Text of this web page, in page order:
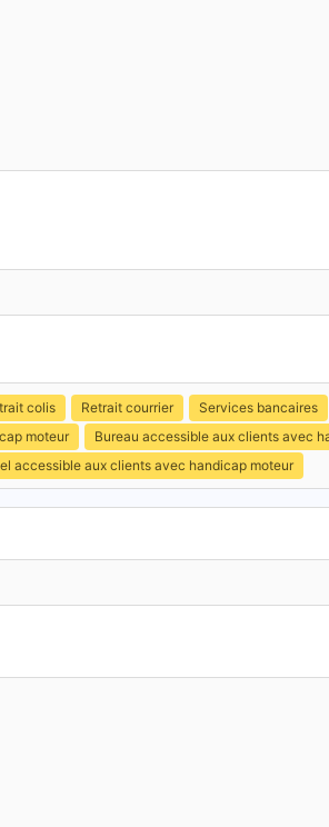
colis Retrait courrier Services bancaires
moteur
Bureau accessible aux clients avec
accessible aux clients avec handicap moteur